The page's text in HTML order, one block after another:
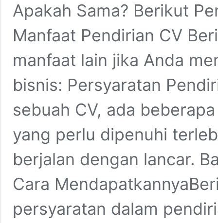
Apakah Sama? Berikut
Manfaat Pendirian CV
manfaat lain jika Anda
bisnis: Persyaratan
sebuah CV, ada
yang perlu dipenuhi
berjalan dengan lancar.
Cara
persyaratan dalam